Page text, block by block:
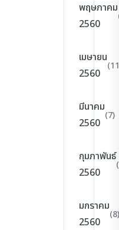
พฤษภาคม
2560
เมษายน
2560
มีนาคม
2560
(7)
กุมภาพันธ์
2560
มกราคม
2560
(8)